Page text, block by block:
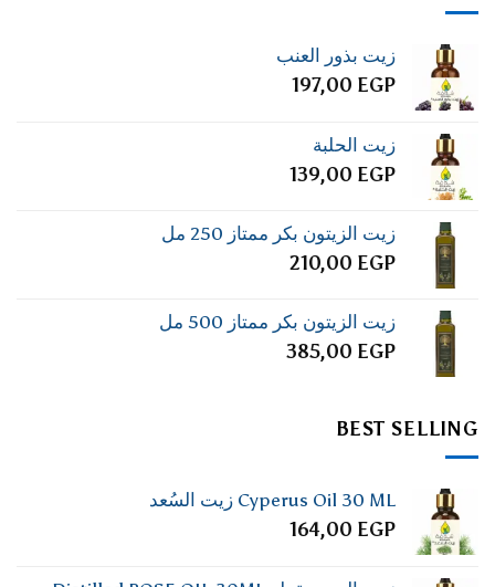
زيت بذور العنب
197,00 EGP
زيت الحلبة
139,00 EGP
زيت الزيتون بكر ممتاز 250 مل
210,00 EGP
زيت الزيتون بكر ممتاز 500 مل
385,00 EGP
BEST SELLING
Cyperus Oil 30 ML زيت السُعد
164,00 EGP